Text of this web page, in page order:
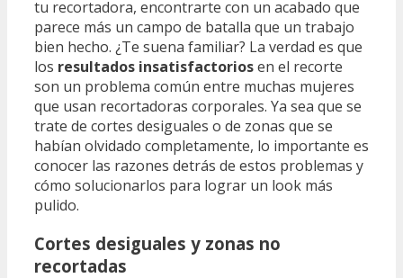
tu recortadora, encontrarte con un acabado que
parece más un campo de batalla que un trabajo
bien hecho. ¿Te suena familiar? La verdad es que
los resultados insatisfactoriosen el recorte
son un problema común entre muchas mujeres
que usan recortadoras corporales. Ya sea que se
trate de cortes desiguales o de zonas que se
habían olvidado completamente, lo importante es
conocer las razones detrás de estos problemas y
cómo solucionarlos para lograr un look más
pulido.
Cortes desiguales y zonas no
recortadas